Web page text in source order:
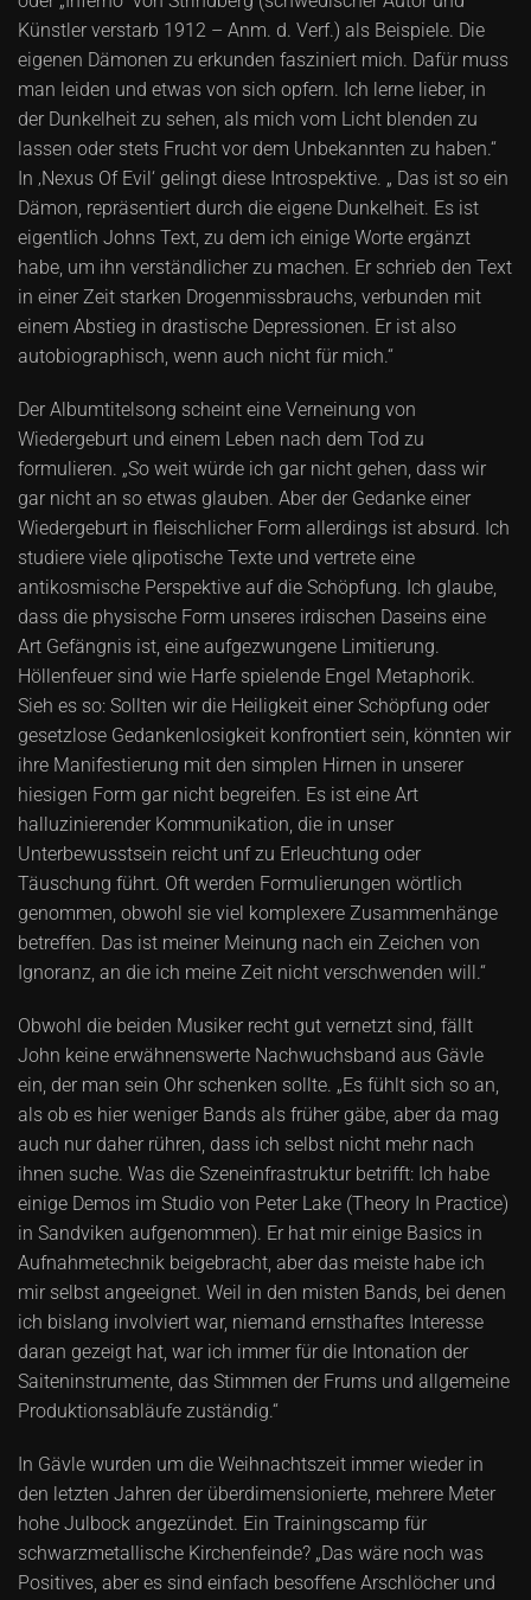
Künstler verstarb 1912 – Anm. d. Verf.) als Beispiele. Die
eigenen Dämonen zu erkunden fasziniert mich. Dafür muss
man leiden und etwas von sich opfern. Ich lerne lieber, in
der Dunkelheit zu sehen, als mich vom Licht blenden zu
lassen oder stets Frucht vor dem Unbekannten zu haben.“
In ‚Nexus Of Evil‘ gelingt diese Introspektive. „ Das ist so ein
Dämon, repräsentiert durch die eigene Dunkelheit. Es ist
eigentlich Johns Text, zu dem ich einige Worte ergänzt
habe, um ihn verständlicher zu machen. Er schrieb den Text
in einer Zeit starken Drogenmissbrauchs, verbunden mit
einem Abstieg in drastische Depressionen. Er ist also
autobiographisch, wenn auch nicht für mich.“
Der Albumtitelsong scheint eine Verneinung von
Wiedergeburt und einem Leben nach dem Tod zu
formulieren. „So weit würde ich gar nicht gehen, dass wir
gar nicht an so etwas glauben. Aber der Gedanke einer
Wiedergeburt in fleischlicher Form allerdings ist absurd. Ich
studiere viele qlipotische Texte und vertrete eine
antikosmische Perspektive auf die Schöpfung. Ich glaube,
dass die physische Form unseres irdischen Daseins eine
Art Gefängnis ist, eine aufgezwungene Limitierung.
Höllenfeuer sind wie Harfe spielende Engel Metaphorik.
Sieh es so: Sollten wir die Heiligkeit einer Schöpfung oder
gesetzlose Gedankenlosigkeit konfrontiert sein, könnten wir
ihre Manifestierung mit den simplen Hirnen in unserer
hiesigen Form gar nicht begreifen. Es ist eine Art
halluzinierender Kommunikation, die in unser
Unterbewusstsein reicht unf zu Erleuchtung oder
Täuschung führt. Oft werden Formulierungen wörtlich
genommen, obwohl sie viel komplexere Zusammenhänge
betreffen. Das ist meiner Meinung nach ein Zeichen von
Ignoranz, an die ich meine Zeit nicht verschwenden will.“
Obwohl die beiden Musiker recht gut vernetzt sind, fällt
John keine erwähnenswerte Nachwuchsband aus Gävle
ein, der man sein Ohr schenken sollte. „Es fühlt sich so an,
als ob es hier weniger Bands als früher gäbe, aber da mag
auch nur daher rühren, dass ich selbst nicht mehr nach
ihnen suche. Was die Szeneinfrastruktur betrifft: Ich habe
einige Demos im Studio von Peter Lake (Theory In Practice)
in Sandviken aufgenommen). Er hat mir einige Basics in
Aufnahmetechnik beigebracht, aber das meiste habe ich
mir selbst angeeignet. Weil in den misten Bands, bei denen
ich bislang involviert war, niemand ernsthaftes Interesse
daran gezeigt hat, war ich immer für die Intonation der
Saiteninstrumente, das Stimmen der Frums und allgemeine
Produktionsabläufe zuständig.“
In Gävle wurden um die Weihnachtszeit immer wieder in
den letzten Jahren der überdimensionierte, mehrere Meter
hohe Julbock angezündet. Ein Trainingscamp für
schwarzmetallische Kirchenfeinde? „Das wäre noch was
Positives, aber es sind einfach besoffene Arschlöcher und